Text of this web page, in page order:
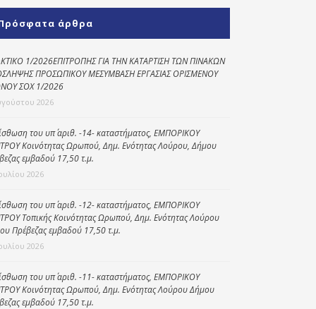
Κοινωνικό
παντοπωλείο
Kοινωνικό
φαρμακείο
Πρόγραμμα
Κέντρο Ημερήσιας
Φροντίδας
Ηλικιωμένων
(Κ.Η.Φ.Η.) Πρέβεζας
άρθρα
1/2026ΕΠΙΤΡΟΠΗΣ ΓΙΑ ΤΗΝ ΚΑΤΑΡΤΙΣΗ ΤΩΝ ΠΙΝΑΚΩΝ
ΠΡΟΣΩΠΙΚΟΥ ΜΕΣΥΜΒΑΣΗ ΕΡΓΑΣΙΑΣ ΟΡΙΣΜΕΝΟΥ
ΣΟΧ 1/2026
2026
του υπ΄ αριθ. -14- καταστήματος, ΕΜΠΟΡΙΚΟΥ
Κοινότητας Ωρωπού, Δημ. Ενότητας Λούρου, Δήμου
εμβαδού 17,50 τ.μ.
2026
του υπ΄ αριθ. -12- καταστήματος, ΕΜΠΟΡΙΚΟΥ
Τοπικής Κοινότητας Ωρωπού, Δημ. Ενότητας Λούρου
Πρέβεζας εμβαδού 17,50 τ.μ.
2026
του υπ΄ αριθ. -11- καταστήματος, ΕΜΠΟΡΙΚΟΥ
Κοινότητας Ωρωπού, Δημ. Ενότητας Λούρου Δήμου
εμβαδού 17,50 τ.μ.